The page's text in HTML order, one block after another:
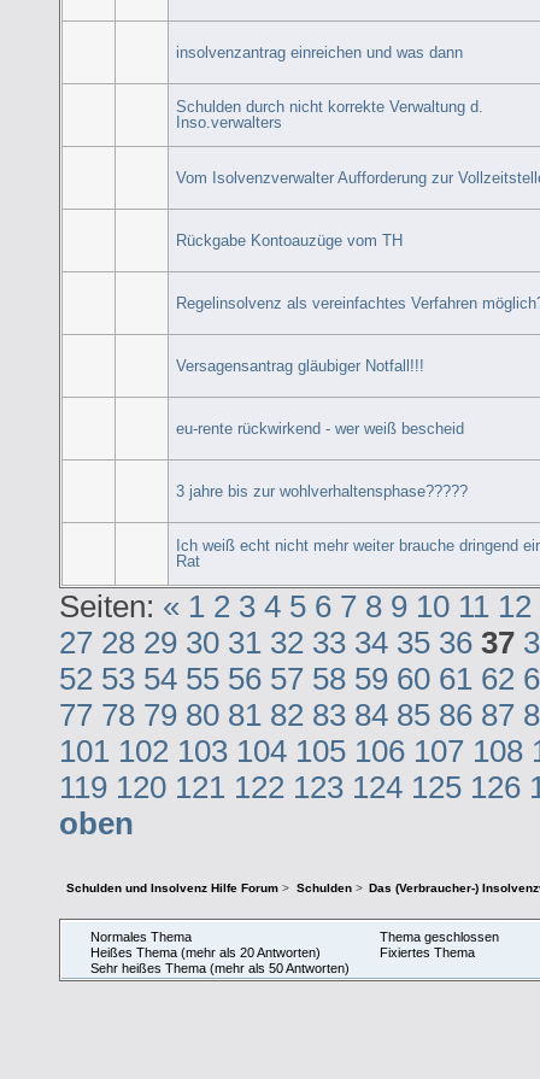
insolvenzantrag einreichen und was dann
Schulden durch nicht korrekte Verwaltung d.
Inso.verwalters
Vom Isolvenzverwalter Aufforderung zur
Rückgabe Kontoauzüge vom TH
Regelinsolvenz als vereinfachtes Verfahren
Versagensantrag gläubiger Notfall!!!
eu-rente rückwirkend - wer weiß bescheid
3 jahre bis zur wohlverhaltensphase?????
Ich weiß echt nicht mehr weiter brauche dringend
Rat
Seiten: « 1 2 3 4 5 6 7 8 9 10 11 12
27 28 29 30 31 32 33 34 35 36 37
52 53 54 55 56 57 58 59 60 61 62
77 78 79 80 81 82 83 84 85 86 87
101 102 103 104 105 106 107 108
119 120 121 122 123 124 125 126
oben
Schulden und Insolvenz Hilfe Forum > Schulden> Das (Verbraucher-)
Normales Thema
Heißes Thema (mehr als 20 Antworten)
Sehr heißes Thema (mehr als 50 Antworten)
Thema geschlossen
Fixiertes Thema